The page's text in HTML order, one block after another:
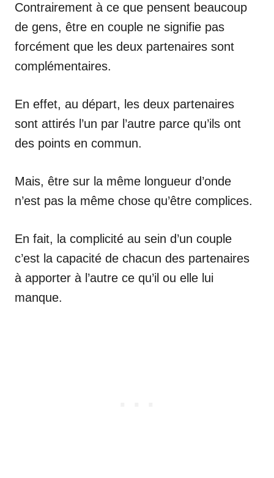
Contrairement à ce que pensent beaucoup
de gens, être en couple ne signifie pas
forcément que les deux partenaires sont
complémentaires.
En effet, au départ, les deux partenaires
sont attirés l’un par l’autre parce qu’ils ont
des points en commun.
Mais, être sur la même longueur d’onde
n’est pas la même chose qu’être complices.
En fait, la complicité au sein d’un couple
c’est la capacité de chacun des partenaires
à apporter à l’autre ce qu’il ou elle lui
manque.